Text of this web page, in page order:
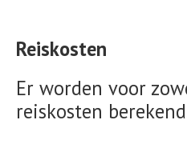
Reiskosten
Er worden voor
reiskosten